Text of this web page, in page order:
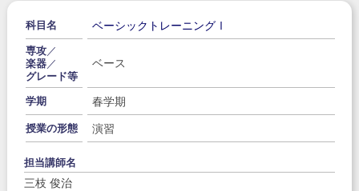
科目名 ベーシックトレーニングⅠ
専攻／
楽器／
グレード等
ベース
学期 春学期
授業の形態 演習
担当講師名
三枝 俊治